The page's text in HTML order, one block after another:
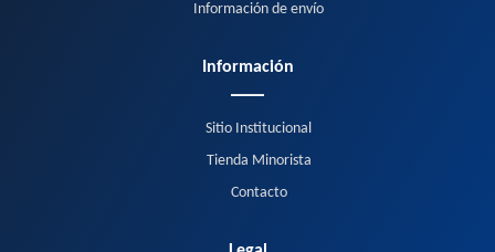
Información de envío
Información
Sitio Institucional
Tienda Minorista
Contacto